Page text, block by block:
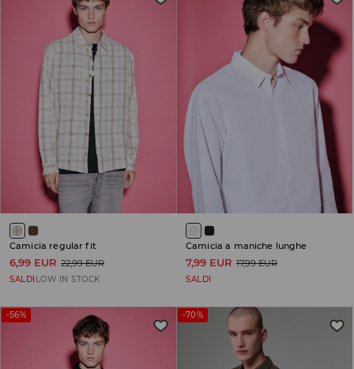
Camicia regular fit
6,99 EUR 22,99 EUR
SALDI LOW IN STOCK
Camicia a maniche lunghe
7,99 EUR 17,99 EUR
SALDI
-56% -70%